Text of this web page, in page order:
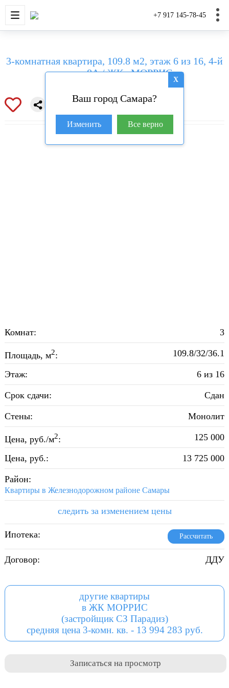
+7 917 145-78-45
НОВОСТРОЙКИ ДОМА И
X
Ваш город Самара?
Изменить Все верно
3-комнатная квартира, 109.8 м2, этаж 6 из 16, 4-й
проезд, 8А / ЖК «МОРРИС»
Комнат: 3
Площадь, м2: 109.8/32/36.1
Этаж: 6 из 16
Срок сдачи: Сдан
Стены: Монолит
Цена, руб./м2: 125 000
Цена, руб.: 13 725 000
Район:
Квартиры в Железнодорожном районе Самары
следить за изменением цены
Ипотека: Рассчитать
Договор: ДДУ
другие квартиры
в ЖК МОРРИС
(застройщик СЗ Парадиз)
средняя цена 3-комн. кв. - 13 994 283 руб.
Записаться на просмотр